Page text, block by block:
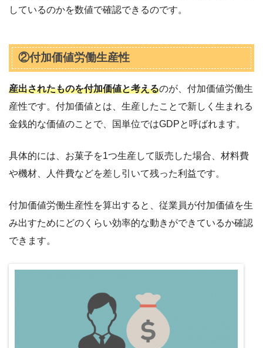
しているのかを数値で確認できるのです。
②付加価値労働生産性
産出されたものを付加価値と考えるのが、付加価値労働生
産性です。付加価値とは、生産したことで新しく生まれる
金銭的な価値のことで、国単位ではGDPと呼ばれます。
具体的には、お菓子を1つ生産して販売した場合、材料費
や機材、人件費などを差し引いて残った利益です。
付加価値労働生産性を算出すると、従業員が付加価値を生
み出すためにどのくらい効率的な動きができているか確認
できます。